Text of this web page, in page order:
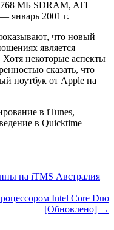
МБ SDRAM, ATI
январь 2001 г.
что новый
является
некоторые аспекты
сказать, что
ноутбук от Apple на
в iTunes,
в Quicktime
на iTMS Австралия
Intel Core Duo
[Обновлено] →